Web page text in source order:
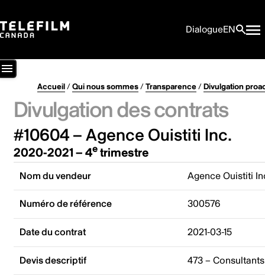
DialogueEN
Accueil/Qui nous sommes/Transparence/Divulgation
Divulgation des contrats
#10604 – Agence Ouistiti Inc.
2020-2021 – 4etrimestre
Nom du vendeur Agence Ouistiti
Numéro de référence 300576
Date du contrat 2021-03-15
Devis descriptif 473 –